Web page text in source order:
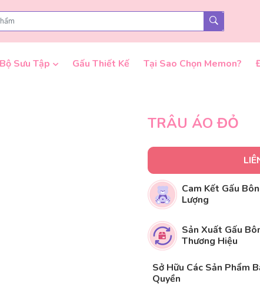
Bộ Sưu Tập Gấu Thiết Kế Tại Sao Chọn Memon?
TRÂU ÁO ĐỎ
Cam Kết Gấu
Lượng
Sản Xuất Gấu
Thương Hiệu
Sở Hữu Các Sản Phẩm
Quyền